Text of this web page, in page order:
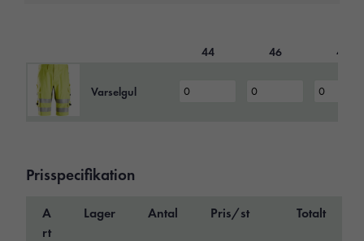
44 46 48
Varselgul
Prisspecifikation
A
rt
Lager Antal Pris/st Totalt